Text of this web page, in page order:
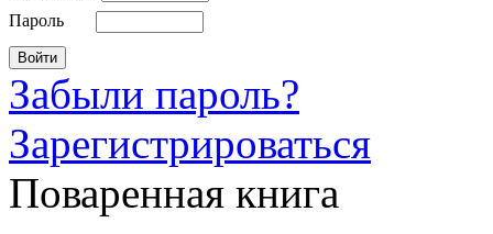
Пароль
Забыли пароль?
Зарегистрироваться
Поваренная книга